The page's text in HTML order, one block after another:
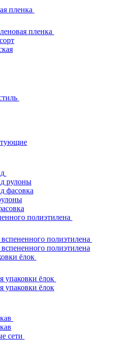
пленка
пленка
рулоны
фасовка
полиэтилена
полиэтилена
полиэтилена
ёлок
упаковки ёлок
упаковки ёлок
сети